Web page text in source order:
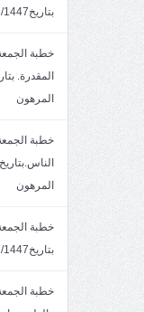
بتاريخ4/3/1447. سماحة الشيخ مصطفى المرهون
المرهون
المرهون
بتاريخ6/2/1447.سماحة الشيخ مصطفى المرهون